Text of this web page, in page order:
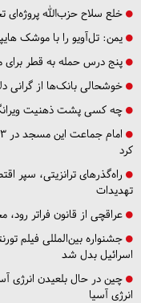
خلع سلاح حزب‌الله پروژه‌ای
یمن: تل‌آویو را با موشک
پنج درس‌ حمله به قطر برای
خوشحالی بانک‌ها از گرانی
چه کسی پشت ذهنیت ویرانگر
کرد
راه‌گذرهای ترانزیتی، سپر
تهدیدات
عراقچی از قانون فراتر
جشنواره بین‌المللی فیلم
اسرائیل بدل شد
چین در حال بلعیدن انرژی
انرژی آسیا